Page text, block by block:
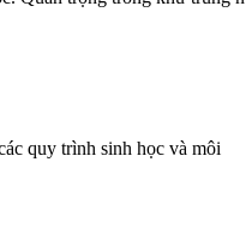
quy trình sinh học và môi